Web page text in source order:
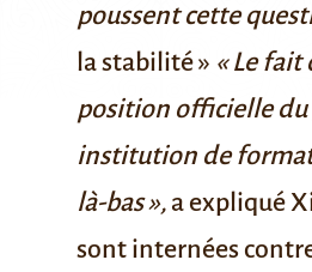
poussent cette
la stabilité » « Le fait
position officielle du
institution de
là-bas », a expliqué
sont internées